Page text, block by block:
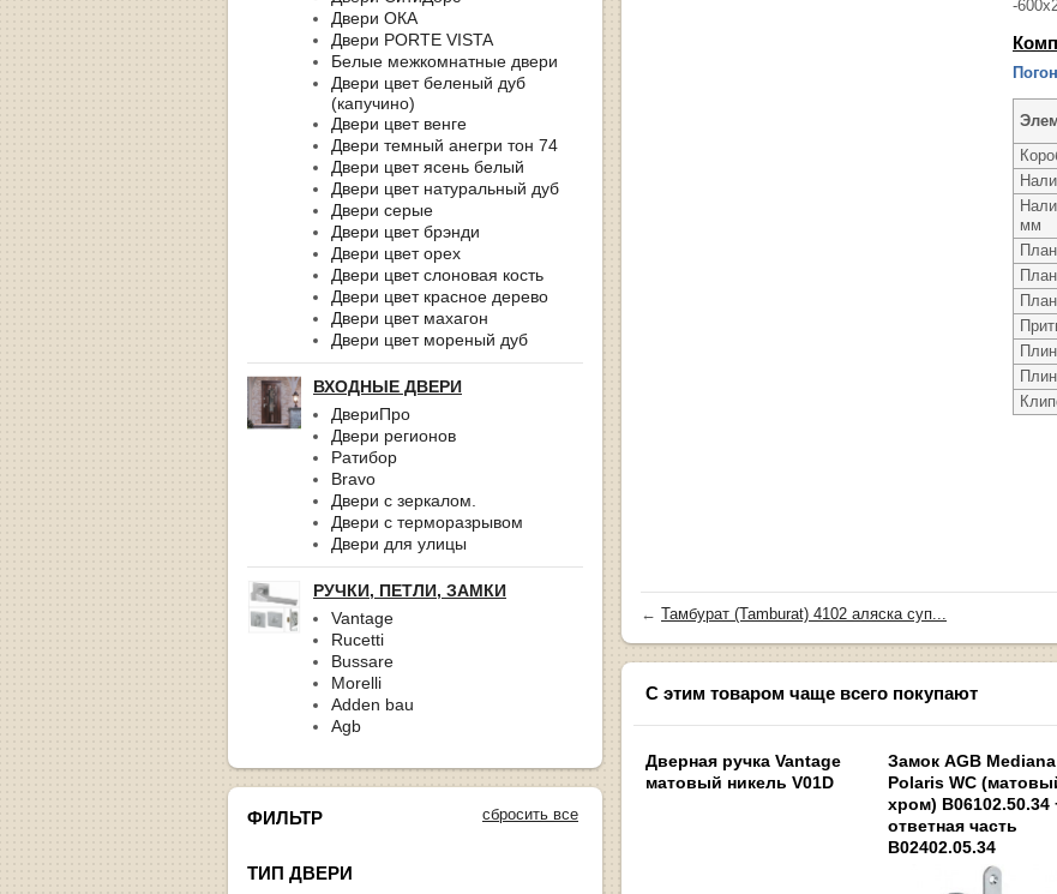
Двери ОКА
Двери PORTE VISTA
Белые межкомнатные двери
Двери цвет беленый дуб
(капучино)
Двери цвет венге
Двери темный анегри тон 74
Двери цвет ясень белый
Двери цвет натуральный дуб
Двери серые
Двери цвет брэнди
Двери цвет орех
Двери цвет слоновая кость
Двери цвет красное дерево
Двери цвет махагон
Двери цвет мореный дуб
ВХОДНЫЕ ДВЕРИ
ДвериПро
Двери регионов
Ратибор
Bravo
Двери с зеркалом.
Двери с терморазрывом
Двери для улицы
РУЧКИ, ПЕТЛИ, ЗАМКИ
Vantage
Rucetti
Bussare
Morelli
Adden bau
Agb
сбросить все
ФИЛЬТР
ТИП ДВЕРИ
-
мм
← Тамбурат (Tamburat) 4102 аляска суп...
С этим товаром чаще всего покупают
Дверная ручка Vantage
матовый никель V01D
Замок AGB Mediana
Polaris WC
хром) B06102.50.34
ответная часть
B02402.05.34